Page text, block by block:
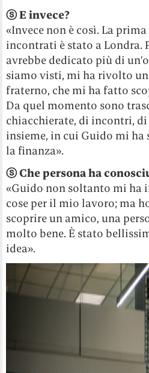
ⓢE invece?
«Invece non è così. La
incontrati è stato a Londra.
avrebbe dedicato più di
siamo visti, mi ha rivolto
fraterno, che mi ha fatto
Da quel momento sono
chiacchierate, di incontri,
insieme, in cui Guido mi ha
la finanza».
ⓢChe persona ha
«Guido non soltanto mi ha
cose per il mio lavoro; ma
scoprire un amico, una
molto bene. È stato
idea».